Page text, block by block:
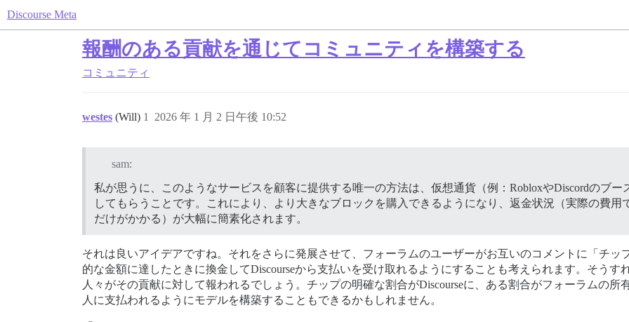
Discourse Meta
報酬のある貢献を通じてコミュニティを構築する
コミュニティ
westes (Will) 2026 年 1 月 2 日午後 10:52
1
sam:
私が思うに、このようなサービスを顧客に提供する唯一の方法は、仮想通貨（例：RobloxやDiscordのブ
してもらうことです。これにより、より大きなブロックを購入できるようになり、返金状況（実際の費
だけがかかる）が大幅に簡素化されます。
それは良いアイデアですね。それをさらに発展させて、フォーラムのユーザーがお互いのコメントに「チ
的な金額に達したときに換金してDiscourseから支払いを受け取れるようにすることも考えられます。そう
人々がその貢献に対して報われるでしょう。チップの明確な割合がDiscourseに、ある割合がフォーラムの
人に支払われるようにモデルを構築することもできるかもしれません。